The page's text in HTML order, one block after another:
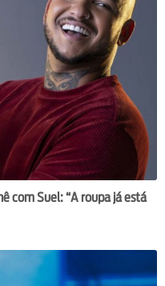
com Suel: “A roupa já está